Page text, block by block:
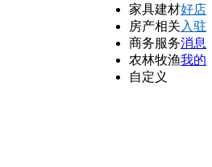
家具建材
房产相关
商务服务
农林牧渔
自定义
好店
入驻
消息
我的